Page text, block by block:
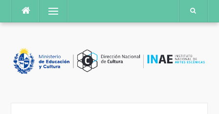
contenido
Menú